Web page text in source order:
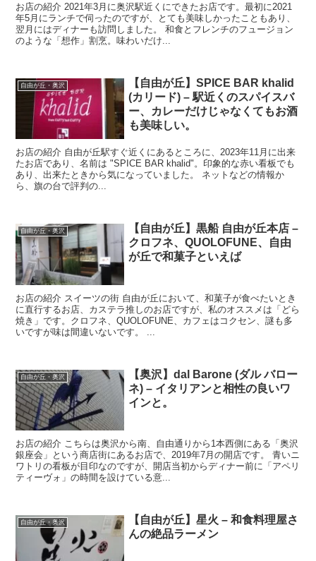
お店の紹介 2021年3月に奥沢駅近くにできたお店です。最初に2021
年5月にランチで伺ったのですが、とても美味しかったこともあり、
翌月にはディナーも訪問しました。 和食とフレンチのフュージョン
のような「想作」割烹。味わいだけ...
自由が丘・奥沢
【自由が丘】SPICE BAR khalid
(カリード) – 駅近くのスパイスバ
ー、カレーだけじゃなくてもお酒
も美味しい。
お店の紹介 自由が丘駅すぐ近くにあるところに、2023年11月に出来
たお店であり、名前は "SPICE BAR khalid"。印象的な赤い看板でも
あり、出来たときから気になっていました。 ネットなどの情報か
ら、旗の台で評判の...
自由が丘・奥沢
【自由が丘】黒船 自由が丘本店 –
クロフネ、QUOLOFUNE、自由
が丘で和菓子といえば
お店の紹介 スイーツの街 自由が丘において、和菓子が食べたいとき
に直行するお店、カステラ推しのお店ですが、私のオススメは「どら
焼き」です。クロフネ、QUOLOFUNE、カフェはコクセン、謎も多
いですが味は間違いないです。 ...
自由が丘・奥沢
【奥沢】dal Barone (ダル バロー
ネ) – イタリアンと相性の良いワ
インと。
お店の紹介 こちらは奥沢から南、自由通りから1本西側にある「奥沢
銀座会」という商店街にあるお店で、2019年7月の開店です。 青いニ
ワトリの看板が目印なのですが、開店当初からディナー前に「アペリ
ティーヴォ」の時間を設けている意...
自由が丘・奥沢
【自由が丘】星火 – 和食料理屋さ
んの絶品ラーメン